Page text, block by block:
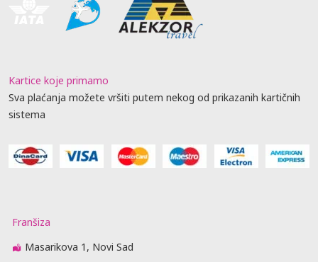
Kartice koje primamo
Sva plaćanja možete vršiti putem nekog od prikazanih kartičnih
sistema
Franšiza
Masarikova 1, Novi Sad